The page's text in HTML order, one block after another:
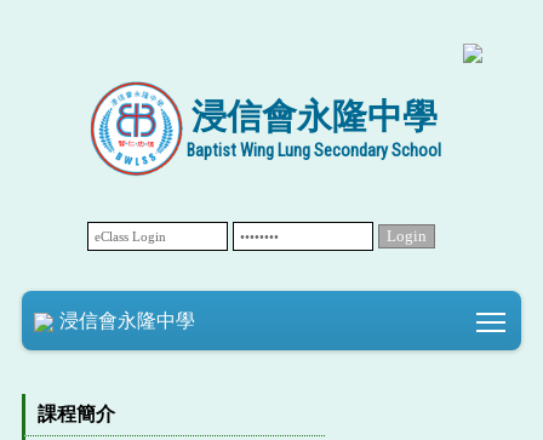
浸信會永隆中學
Baptist Wing Lung Secondary School
浸信會永隆中學
課程簡介